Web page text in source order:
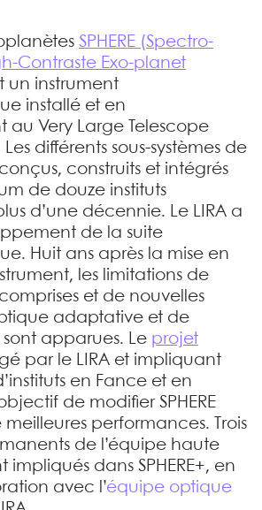
SPHERE (Spectro-
Contraste Exo-planet
un instrument
installé et en
au Very Large Telescope
différents sous-systèmes de
conçus, construits et intégrés
de douze instituts
d’une décennie. Le LIRA a
de la suite
Huit ans après la mise en
les limitations de
comprises et de nouvelles
adaptative et de
apparues. Le projet
par le LIRA et impliquant
en Fance et en
de modifier SPHERE
performances. Trois
de l’équipe haute
dans SPHERE+, en
avec l’équipe optique